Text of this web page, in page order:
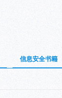
信息安全书籍